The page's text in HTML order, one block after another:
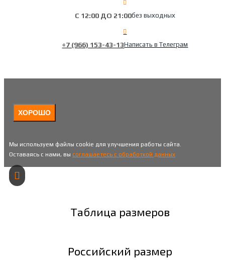
С 12:00 ДО 21:00без выходных
+7 (966) 153-43-13Написать в Телеграм
ХОРОШО
Мы используем файлы cookie для улучшения работы сайта.
Оставаясь с нами, вы соглашаетесь с обработкой данных
Таблица размеров
Российский размер